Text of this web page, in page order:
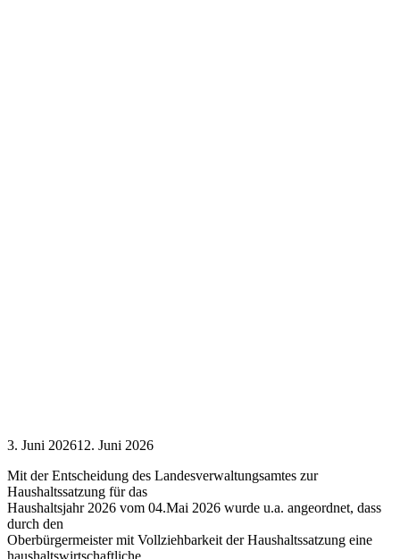
3. Juni 202612. Juni 2026
Mit der Entscheidung des Landesverwaltungsamtes zur
Haushaltssatzung für das
Haushaltsjahr 2026 vom 04.Mai 2026 wurde u.a. angeordnet, dass
durch den
Oberbürgermeister mit Vollziehbarkeit der Haushaltssatzung eine
haushaltswirtschaftliche